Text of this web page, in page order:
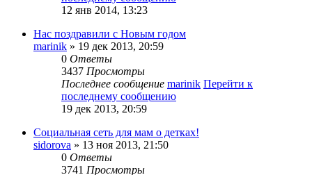
12 янв 2014, 13:23
Нас поздравили с Новым годом
marinik » 19 дек 2013, 20:59
0 Ответы
3437 Просмотры
Последнее сообщение marinik Перейти к
последнему сообщению
19 дек 2013, 20:59
Социальная сеть для мам о детках!
sidorova » 13 ноя 2013, 21:50
0 Ответы
3741 Просмотры